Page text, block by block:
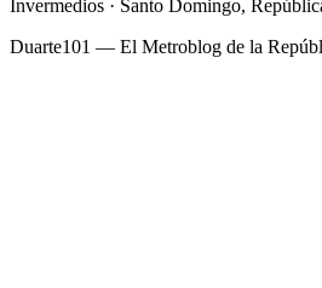
Invermedios · Santo Domingo,
Duarte101 — El Metroblog de la